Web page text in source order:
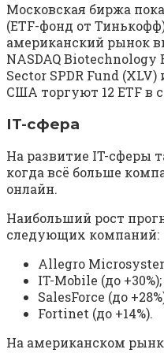
Московская биржа
(ETF-фонд от
американский рынок
NASDAQ Biotechnology
Sector SPDR Fund
США торгуют 12 ETF в
IT-сфера
На развитие IT-сферы
когда всё больше
онлайн.
Наибольший рост
следующих компаний:
Allegro
IT-Mobile (до +30%);
SalesForce (до
Fortinet (до +14%).
На американском